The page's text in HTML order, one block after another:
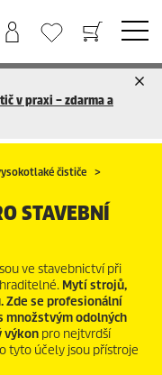
v praxi – zdarma a
čističe
STAVEBNÍ
ve stavebnictví při
Mytí strojů,
Zde se profesionální
množstvým odolných
výkon pro nejtvrdší
tyto účely jsou přístroje